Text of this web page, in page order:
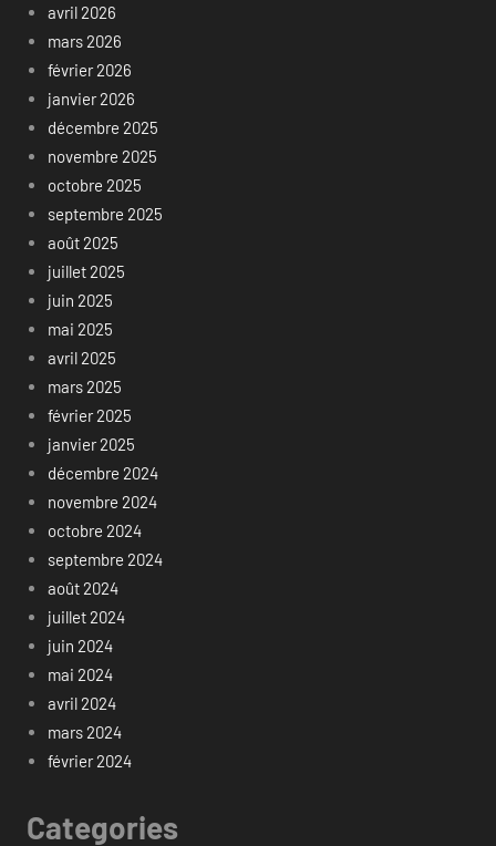
avril 2026
mars 2026
février 2026
janvier 2026
décembre 2025
novembre 2025
octobre 2025
septembre 2025
août 2025
juillet 2025
juin 2025
mai 2025
avril 2025
mars 2025
février 2025
janvier 2025
décembre 2024
novembre 2024
octobre 2024
septembre 2024
août 2024
juillet 2024
juin 2024
mai 2024
avril 2024
mars 2024
février 2024
Categories